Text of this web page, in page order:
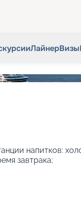
ЛайнерВизы
напитков:
завтрака;